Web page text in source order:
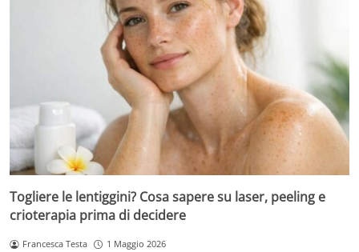
Togliere le lentiggini? Cosa sapere su laser, peeling e
crioterapia prima di decidere
Francesca Testa 1 Maggio 2026